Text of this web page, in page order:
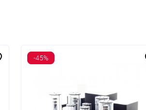
-45%